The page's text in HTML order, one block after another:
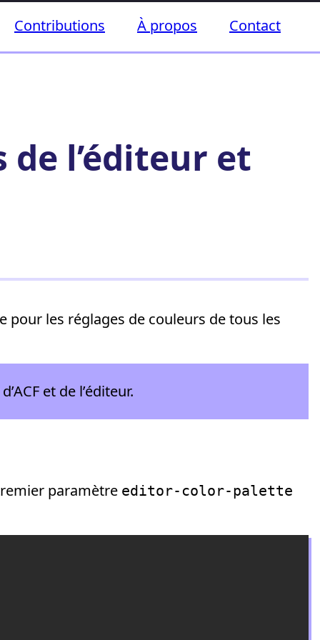
Contributions À propos Contact
l’éditeur et
les réglages de couleurs de tous les
et de l’éditeur.
paramètre editor-color-palette